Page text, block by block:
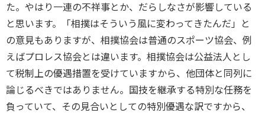
た。やはり一連の不祥事とか、だらしなさが影響している
と思います。「相撲はそういう風に変わってきたんだ」と
の意見もありますが、相撲協会は普通のスポーツ協会、例
えばプロレス協会とは違います。相撲協会は公益法人とし
て税制上の優遇措置を受けていますから、他団体と同列に
論じるべきではありません。国技を継承する特別な任務を
負っていて、その見合いとしての特別優遇な訳ですから、